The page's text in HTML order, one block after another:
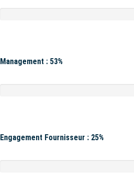
Management : 53%
Engagement Fournisseur : 25%